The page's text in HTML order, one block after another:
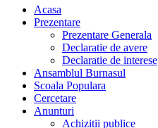
Acasa
Prezentare
Prezentare Generala
Declaratie de avere
Declaratie de interese
Ansamblul Burnasul
Scoala Populara
Cercetare
Anunturi
Achizitii publice